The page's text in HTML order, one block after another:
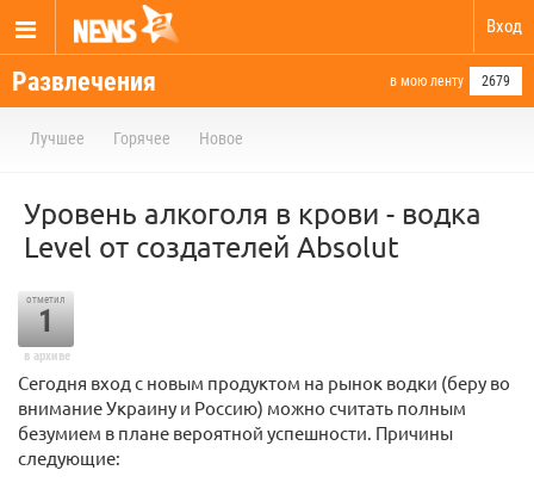
Вход
Развлечения в мою ленту 2679
Лучшее Горячее Новое
Уровень алкоголя в крови - водка
Level от создателей Absolut
отметил
1
в архиве
Сегодня вход с новым продуктом на рынок водки (беру во
внимание Украину и Россию) можно считать полным
безумием в плане вероятной успешности. Причины
следующие: